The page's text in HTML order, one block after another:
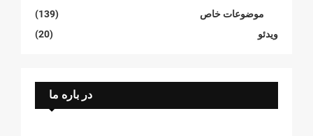
موضوعات خاص
(139)
ویدئو
(20)
در باره ما